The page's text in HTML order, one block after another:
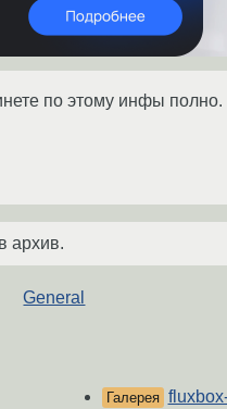
по этому инфы полно.
архив.
General
Галерея